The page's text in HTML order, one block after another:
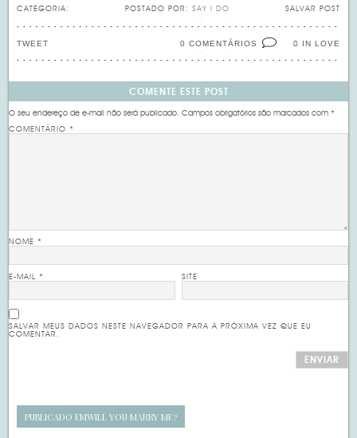
CATEGORIA: SALVAR POST
POSTADO POR: SAY I DO
0 IN LOVE
0 COMENTÁRIOS
TWEET
COMENTE ESTE POST
O seu endereço de e-mail não será publicado. Campos obrigatórios são marcados com*
COMENTÁRIO*
NOME*
E-MAIL* SITE
SALVAR MEUS DADOS NESTE NAVEGADOR PARA A PRÓXIMA VEZ QUE EU
COMENTAR.
PUBLICADO EMWILL YOU MARRY ME?